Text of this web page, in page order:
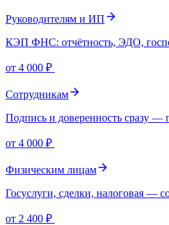
Руководителям и ИП
КЭП ФНС: отчётность, ЭДО,
от 4 000 ₽
Сотрудникам
Подпись и доверенность сразу —
от 4 000 ₽
Физическим лицам
Госуслуги, сделки, налоговая —
от 2 400 ₽